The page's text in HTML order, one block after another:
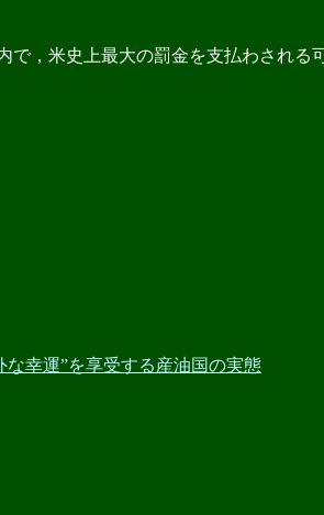
，米史上最大の罰金を支払わされる
幸運”を享受する産油国の実態